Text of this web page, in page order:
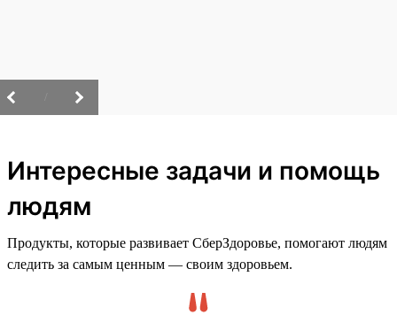
Интересные задачи и помощь
людям
Продукты, которые развивает СберЗдоровье, помогают людям
следить за самым ценным — своим здоровьем.